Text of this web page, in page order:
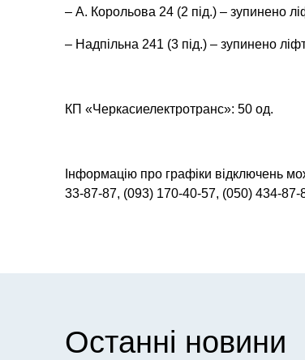
– А. Корольова 24 (2 під.) – зупинено
– Надпільна 241 (3 під.) – зупинено
КП «Черкасиелектротранс»: 50 од.
Інформацію про графіки відключень
33-87-87, (093) 170-40-57, (050) 434-
Останні новини